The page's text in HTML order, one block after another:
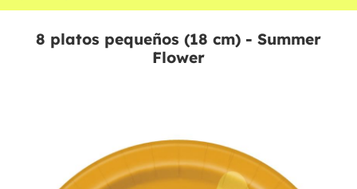
8 platos pequeños (18 cm) - Summer
Flower